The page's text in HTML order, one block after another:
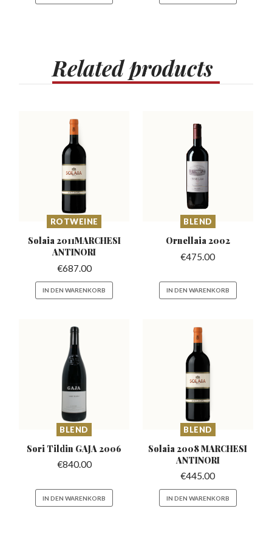
Relatedproducts
ROTWEINE
Solaia 2011MARCHESI
ANTINORI
€687.00
IN DEN WARENKORB
BLEND
Ornellaia 2002
€475.00
IN DEN WARENKORB
BLEND
Sori Tildin GAJA 2006
€840.00
IN DEN WARENKORB
BLEND
Solaia 2008 MARCHESI
ANTINORI
€445.00
IN DEN WARENKORB